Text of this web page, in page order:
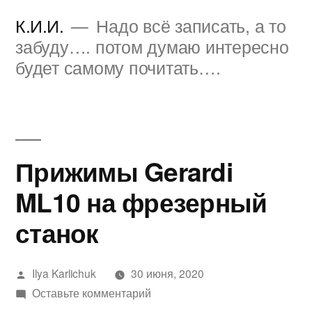
содержимому
К.И.И.
Надо всё записать, а то
забуду…. потом думаю интересно
будет самому почитать….
Прижимы Gerardi
ML10 на фрезерный
станок
Написано
автором
Ilya Karlichuk
30 июня, 2020
Оставьте комментарийк